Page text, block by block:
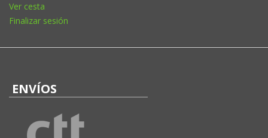
Ver cesta
Finalizar sesión
ENVÍOS